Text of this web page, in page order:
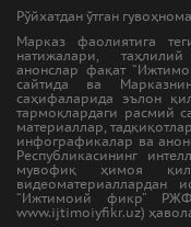
Рўйхатдан ўтган
Марказ фаолиятига
натижалари,
анонслар фақат
сайтида ва
саҳифаларида эълон
тармоқлардаги расмий
материаллар,
инфографикалар ва
Республикасининг
мувофиқ ҳимоя
видеоматериаллардан
“Ижтимоий фикр”
www.ijtimoiyfikr.uz)